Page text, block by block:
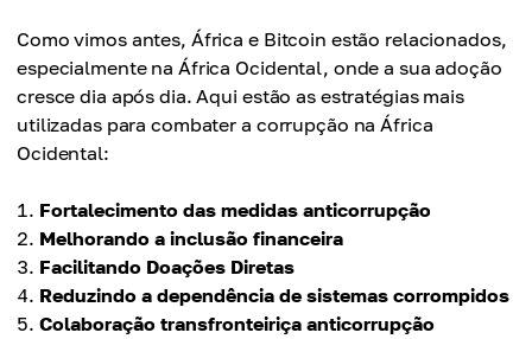
Como vimos antes, África e Bitcoin estão relacionados,
especialmente na África Ocidental, onde a sua adoção
cresce dia após dia. Aqui estão as estratégias mais
utilizadas para combater a corrupção na África
Ocidental:
Fortalecimento das medidas anticorrupção
Melhorando a inclusão financeira
Facilitando Doações Diretas
Reduzindo a dependência de sistemas corrompidos
Colaboração transfronteiriça anticorrupção